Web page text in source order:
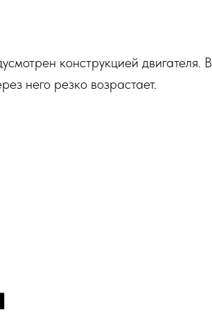
конструкцией двигателя. В
него резко возрастает.